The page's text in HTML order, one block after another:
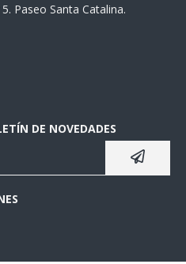
Paseo Santa Catalina.
DE NOVEDADES